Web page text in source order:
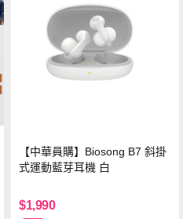
【中華員購】Biosong B7 斜掛
式運動藍芽耳機 白
$1,990